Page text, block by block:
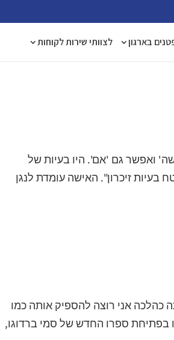
בארגון לצוותי שירות לקוחות
ואפשר גם 'אם'. היו בעיות של
בעיות זיכרון". האישה עומדת לנגן
כהלכה אני רוצה להספיק אותה כמו
בפתיחת ספרו החדש של סמי ברדוגו,